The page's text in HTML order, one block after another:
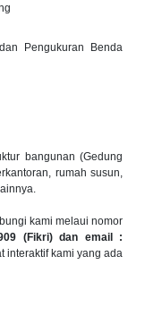
Pengukuran Benda
bangunan (Gedung
rumah susun,
kami melaui nomor
(Fikri)dan email :
interaktif kami yang ada